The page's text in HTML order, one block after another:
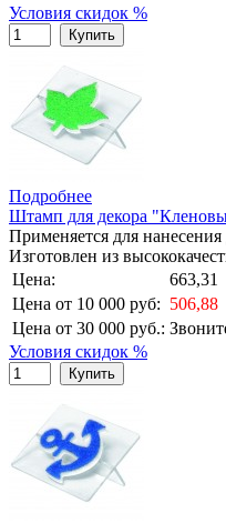
Условия скидок %
Купить
Подробнее
Штамп для декора
Применяется для
Изготовлен из
Цена:
663,31
Цена от 10 000 руб: 506,88
Цена от 30 000 руб.:
Условия скидок %
Купить